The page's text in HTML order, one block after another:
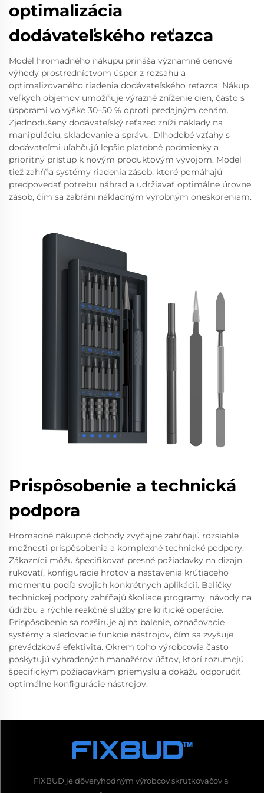
optimalizácia
dodávateľského reťazca
Model hromadného nákupu prináša významné cenové
výhody prostredníctvom úspor z rozsahu a
optimalizovaného riadenia dodávateľského reťazca. Nákup
veľkých objemov umožňuje výrazné zníženie cien, často s
úsporami vo výške 30–50 % oproti predajným cenám.
Zjednodušený dodávateľský reťazec zníži náklady na
manipuláciu, skladovanie a správu. Dlhodobé vzťahy s
dodávateľmi uľahčujú lepšie platebné podmienky a
prioritný prístup k novým produktovým vývojom. Model
tiež zahŕňa systémy riadenia zásob, ktoré pomáhajú
predpovedať potrebu náhrad a udržiavať optimálne úrovne
zásob, čím sa zabráni nákladným výrobným oneskoreniam.
Prispôsobenie a technická
podpora
Hromadné nákupné dohody zvyčajne zahŕňajú rozsiahle
možnosti prispôsobenia a komplexné technické podpory.
Zákazníci môžu špecifikovať presné požiadavky na dizajn
rukovätí, konfigurácie hrotov a nastavenia krútiaceho
momentu podľa svojich konkrétnych aplikácií. Balíčky
technickej podpory zahŕňajú školiace programy, návody na
údržbu a rýchle reakčné služby pre kritické operácie.
Prispôsobenie sa rozširuje aj na balenie, označovacie
systémy a sledovacie funkcie nástrojov, čím sa zvyšuje
prevádzková efektivita. Okrem toho výrobcovia často
poskytujú vyhradených manažérov účtov, ktorí rozumejú
špecifickým požiadavkám priemyslu a dokážu odporučiť
optimálne konfigurácie nástrojov.
FIXBUD je dôveryhodným výrobcov skrutkovačov a